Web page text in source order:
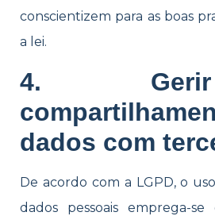
conscientizem para as boas
a lei.
4.
dados com
De acordo com a LGPD, o
dados pessoais emprega-